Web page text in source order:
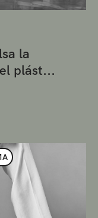
la
plást...